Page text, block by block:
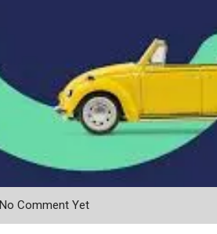
No Comment Yet